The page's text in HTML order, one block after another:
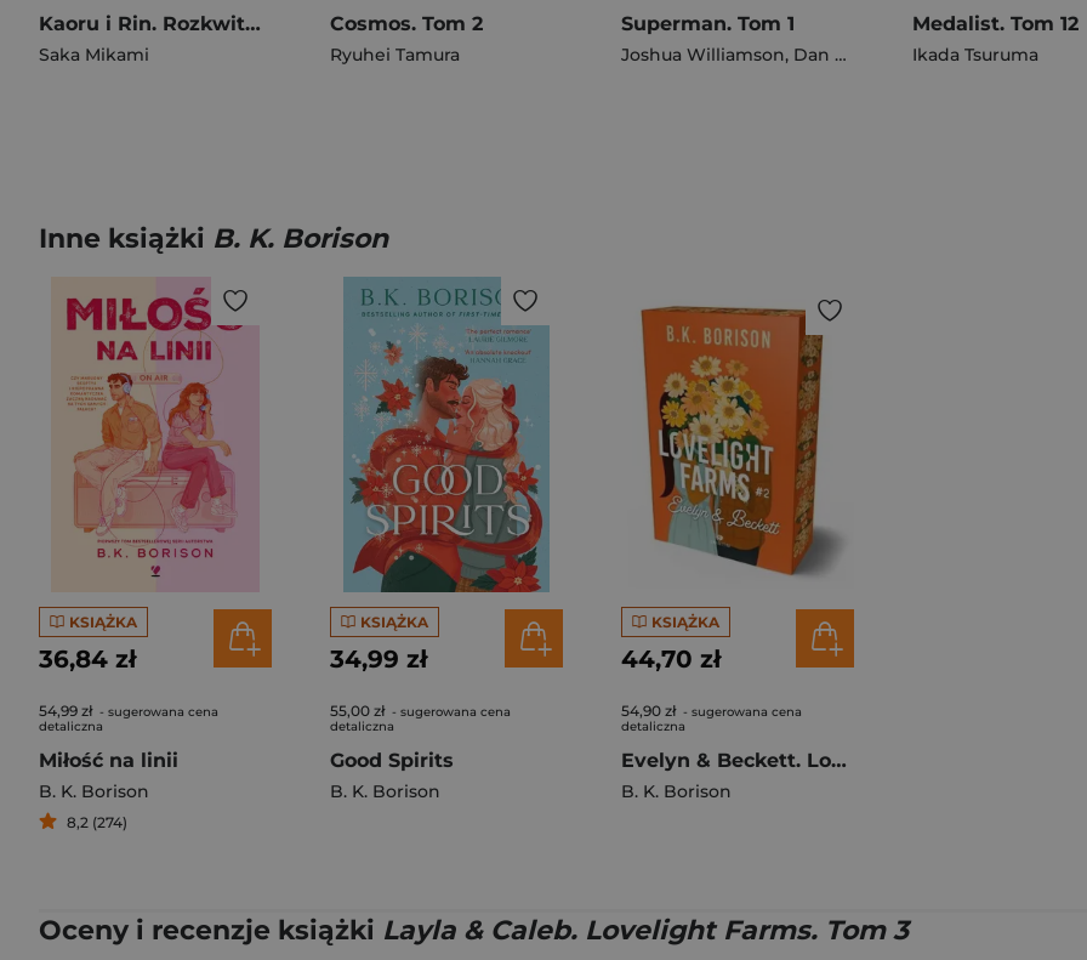
Kaoru i Rin. Rozkwitając z tobą. Tom 10
Saka Mikami
Cosmos. Tom 2
Ryuhei Tamura
Superman. Tom 1
Joshua Williamson, Dan Mora
Medalist. Tom 12
Ikada Tsuruma
Inne książki B. K. Borison
KSIĄŻKA
36,84 zł
54,99 zł - sugerowana cena
detaliczna
Miłość na linii
B. K. Borison
8,2 (274)
KSIĄŻKA
34,99 zł
55,00 zł - sugerowana cena
detaliczna
Good Spirits
B. K. Borison
KSIĄŻKA
44,70 zł
54,90 zł - sugerowana cena
detaliczna
Evelyn & Beckett. Lovelight Farms. Tom 2 (ilustrowane brzegi)
B. K. Borison
Oceny i recenzje książki Layla & Caleb. Lovelight Farms. Tom 3